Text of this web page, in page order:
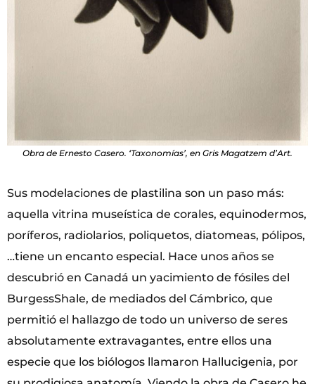
Obra de Ernesto Casero. ‘Taxonomías’, en Gris Magatzem d’Art.
Sus modelaciones de plastilina son un paso más:
aquella vitrina museística de corales, equinodermos,
poríferos, radiolarios, poliquetos, diatomeas, pólipos,
…tiene un encanto especial. Hace unos años se
descubrió en Canadá un yacimiento de fósiles del
BurgessShale, de mediados del Cámbrico, que
permitió el hallazgo de todo un universo de seres
absolutamente extravagantes, entre ellos una
especie que los biólogos llamaron Hallucigenia, por